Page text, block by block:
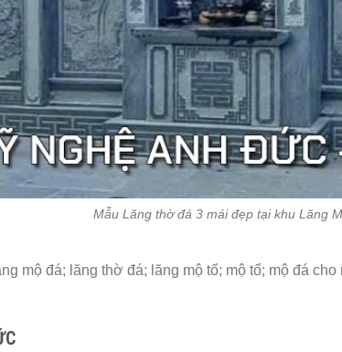
Mẫu Lăng thờ đá 3 mái đẹp tại khu Lăng
mộ đá; lăng thờ đá; lăng mộ tổ; mộ tổ; mộ đá